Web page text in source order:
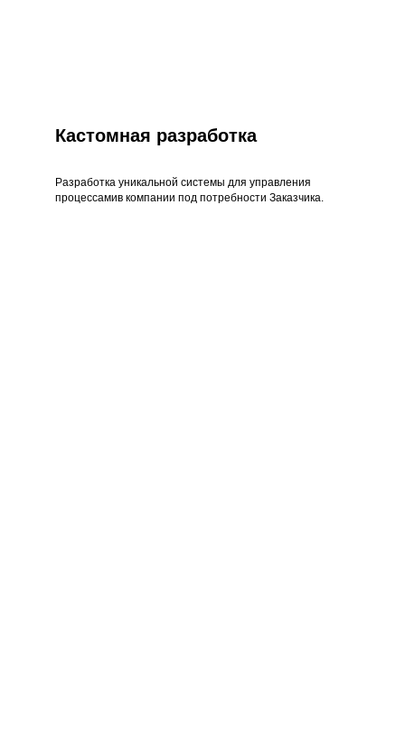
Кастомная разработка
Разработка уникальной системы для управления
процессамив компании под потребности Заказчика.